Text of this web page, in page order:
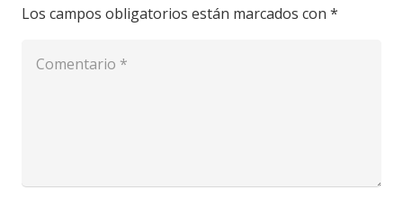
Los campos obligatorios están marcados con *